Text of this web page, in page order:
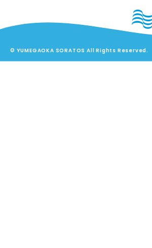
© YUMEGAOKA SORATOS All Rights Reserved.